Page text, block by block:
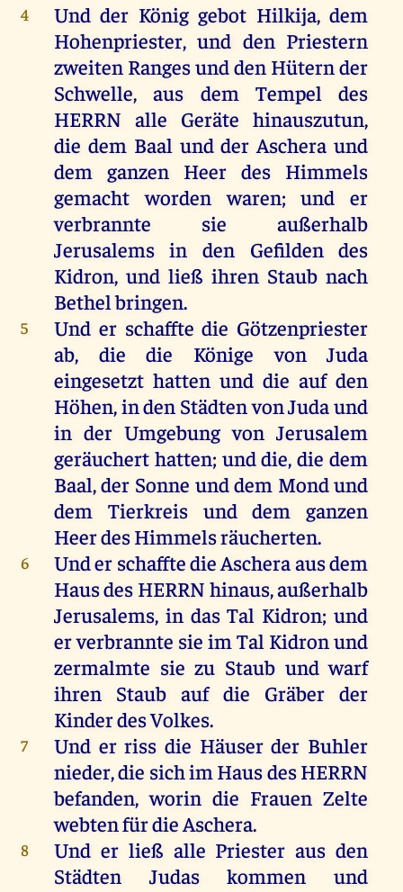
4 Und der König gebot Hilkija,dem
Hohenpriester,und den Priestern
zweitenRangesundden Hüternder
Schwelle,aus dem Tempel
des
HERRN alle Geräte hinauszutun,
die dem Baal und der Aschera und
dem ganzen Heer des Himmels
gemacht worden waren;und er
verbrannte
sie
außerhalb
Jerusalems in den Gefilden des
Kidron, und ließ ihren Staub nach
Bethelbringen.
5 Und er schaffte die Götzenpriester
ab, die die Könige von
Juda
eingesetzt hatten und die auf den
Höhen,inden StädtenvonJudaund
in derUmgebungvon Jerusalem
geräuchert hatten; und die,die dem
Baal,der Sonne unddem Mondund
dem Tierkreis und dem
ganzen
HeerdesHimmelsräucherten.
6 Under schafftedieAscheraausdem
Hausdes HERRN hinaus,außerhalb
Jerusalems, in das Tal Kidron;und
erverbrannte sie im Tal Kidronund
zermalmte sie zu Staub und warf
ihren Staub auf die Gräber der
KinderdesVolkes.
7 Und errissdie Häuser der Buhler
nieder,die sichim HausdesHERRN
befanden,worin die Frauen Zelte
webtenfürdieAschera.
8 Und er ließ alle Priester aus den
StädtenJudaskommen
und